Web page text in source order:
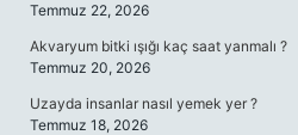
Temmuz 22, 2026
Akvaryum bitki ışığı kaç saat yanmalı ?
Temmuz 20, 2026
Uzayda insanlar nasıl yemek yer ?
Temmuz 18, 2026